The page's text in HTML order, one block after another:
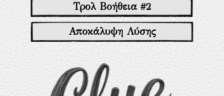
Τρολ Βοήθεια #2
Αποκάλυψη Λύσης